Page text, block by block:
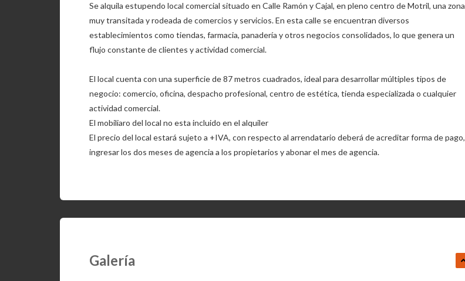
Se alquila estupendo local comercial situado en Calle Ramón y Cajal, en pleno centro de Motril, una zona
muy transitada y rodeada de comercios y servicios. En esta calle se encuentran diversos
establecimientos como tiendas, farmacia, panadería y otros negocios consolidados, lo que genera un
flujo constante de clientes y actividad comercial.
El local cuenta con una superficie de 87 metros cuadrados, ideal para desarrollar múltiples tipos de
negocio: comercio, oficina, despacho profesional, centro de estética, tienda especializada o cualquier
actividad comercial.
El mobiliaro del local no esta incluido en el alquiler
El precio del local estará sujeto a +IVA, con respecto al arrendatario deberá de acreditar forma de pago,
ingresar los dos meses de agencia a los propietarios y abonar el mes de agencia.
Galería